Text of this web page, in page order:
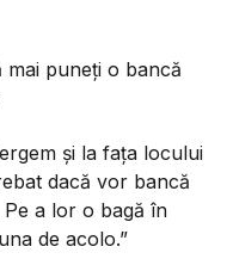
mai puneți o bancă
și la fața locului
dacă vor bancă
a lor o bagă în
de acolo.”